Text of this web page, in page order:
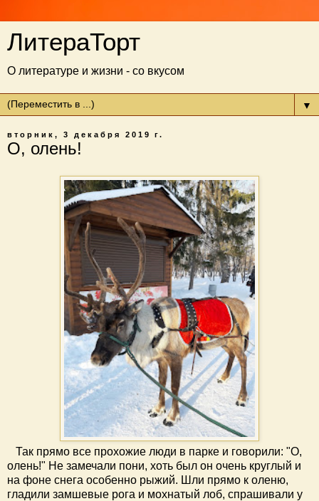
ЛитераТорт
О литературе и жизни - со вкусом
▼
вторник, 3 декабря 2019 г.
О, олень!
Так прямо все прохожие люди в парке и говорили: "О,
олень!" Не замечали пони, хоть был он очень круглый и
на фоне снега особенно рыжий. Шли прямо к оленю,
гладили замшевые рога и мохнатый лоб, спрашивали у